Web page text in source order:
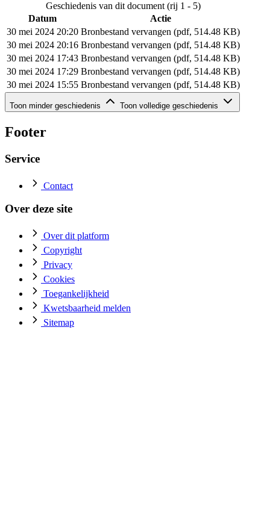
Geschiedenis van dit document (rij 1 - 5)
Datum
Actie
30 mei 2024 20:20 Bronbestand vervangen (pdf, 514.48 KB)
30 mei 2024 20:16 Bronbestand vervangen (pdf, 514.48 KB)
30 mei 2024 17:43 Bronbestand vervangen (pdf, 514.48 KB)
30 mei 2024 17:29 Bronbestand vervangen (pdf, 514.48 KB)
30 mei 2024 15:55 Bronbestand vervangen (pdf, 514.48 KB)
Geschiedenis van dit document (rij 6 - 6)
Datum
Actie
Toon minder geschiedenis Toon volledige geschiedenis
Footer
Service
Contact
Over deze site
Over dit platform
Copyright
Privacy
Cookies
Toegankelijkheid
Kwetsbaarheid melden
Sitemap